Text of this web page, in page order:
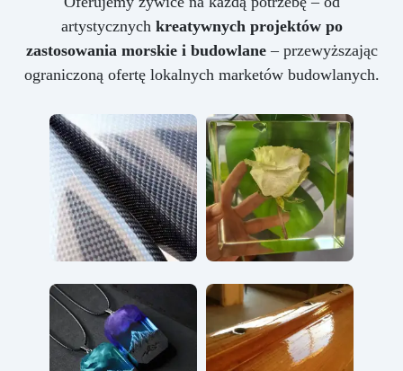
artystycznych kreatywnych projektów po
zastosowania morskie i budowlane– przewyższając
ograniczoną ofertę lokalnych marketów budowlanych.